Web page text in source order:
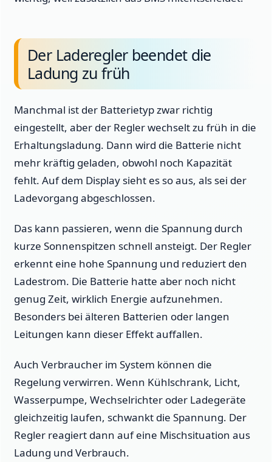
Der Laderegler beendet die
Ladung zu früh
Manchmal ist der Batterietyp zwar richtig
eingestellt, aber der Regler wechselt zu früh in die
Erhaltungsladung. Dann wird die Batterie nicht
mehr kräftig geladen, obwohl noch Kapazität
fehlt. Auf dem Display sieht es so aus, als sei der
Ladevorgang abgeschlossen.
Das kann passieren, wenn die Spannung durch
kurze Sonnenspitzen schnell ansteigt. Der Regler
erkennt eine hohe Spannung und reduziert den
Ladestrom. Die Batterie hatte aber noch nicht
genug Zeit, wirklich Energie aufzunehmen.
Besonders bei älteren Batterien oder langen
Leitungen kann dieser Effekt auffallen.
Auch Verbraucher im System können die
Regelung verwirren. Wenn Kühlschrank, Licht,
Wasserpumpe, Wechselrichter oder Ladegeräte
gleichzeitig laufen, schwankt die Spannung. Der
Regler reagiert dann auf eine Mischsituation aus
Ladung und Verbrauch.